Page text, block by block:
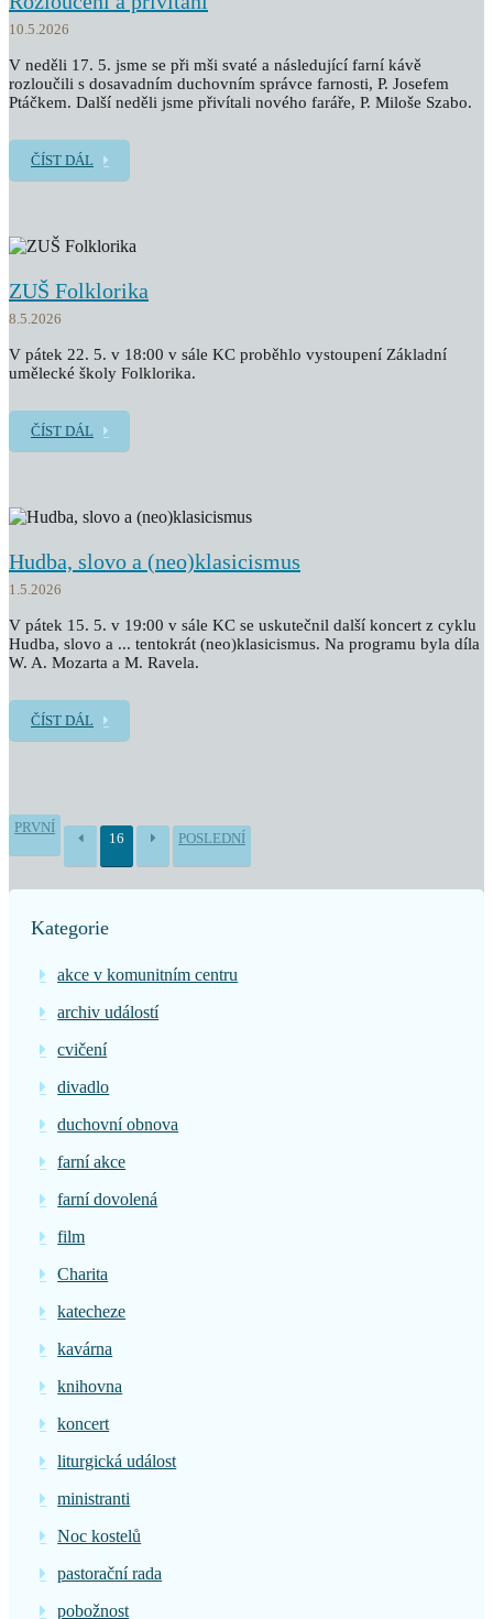
10.5.2026
V neděli 17. 5. jsme se při mši svaté a následující farní kávě
rozloučili s dosavadním duchovním správce farnosti, P. Josefem
Ptáčkem. Další neděli jsme přivítali nového faráře, P. Miloše Szabo.
ČÍST DÁL
ZUŠ Folklorika
8.5.2026
V pátek 22. 5. v 18:00 v sále KC proběhlo vystoupení Základní
umělecké školy Folklorika.
ČÍST DÁL
Hudba, slovo a (neo)klasicismus
1.5.2026
V pátek 15. 5. v 19:00 v sále KC se uskutečnil další koncert z cyklu
Hudba, slovo a ... tentokrát (neo)klasicismus. Na programu byla díla
W. A. Mozarta a M. Ravela.
ČÍST DÁL
PRVNÍ
16 POSLEDNÍ
Kategorie
akce v komunitním centru
archiv událostí
cvičení
divadlo
duchovní obnova
farní akce
farní dovolená
film
Charita
katecheze
kavárna
knihovna
koncert
liturgická událost
ministranti
Noc kostelů
pastorační rada
pobožnost